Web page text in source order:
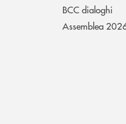
BCC dialoghi
Assemblea